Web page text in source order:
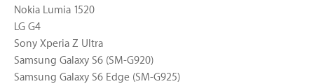
Nokia Lumia 1520
LG G4
Sony Xperia Z Ultra
Samsung Galaxy S6 (SM-G920)
Samsung Galaxy S6 Edge (SM-G925)